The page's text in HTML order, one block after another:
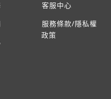
客服中心
服務條款/隱私權
政策